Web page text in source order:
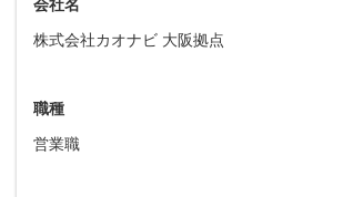
会社名
株式会社カオナビ 大阪拠点
職種
営業職